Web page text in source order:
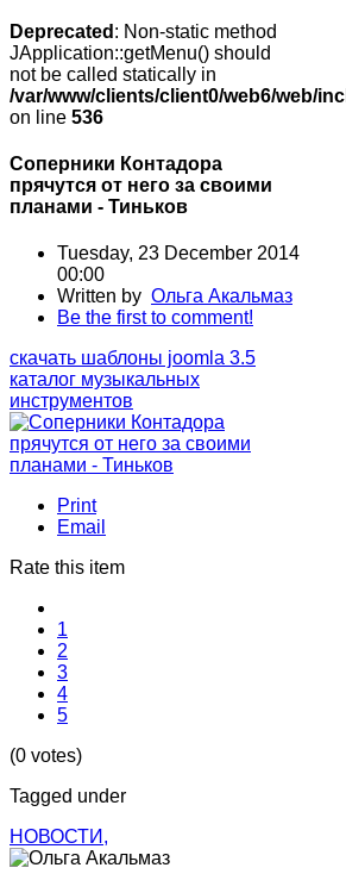
Deprecated : Non-static method
JApplication::getMenu() should
not be called statically in
/var/www/clients/client0/web6/web/
on line 536
Соперники Контадора
прячутся от него за своими
планами - Тиньков
Tuesday, 23 December 2014
00:00
Written by Ольга Акальмаз
Be the first to comment!
скачать шаблоны joomla 3.5
каталог музыкальных
инструментов
Print
Email
Rate this item
1
2
3
4
5
(0 votes)
Tagged under
НОВОСТИ,